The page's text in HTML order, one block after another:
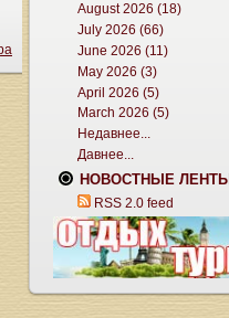
August 2026 (18)
July 2026 (66)
June 2026 (11)
May 2026 (3)
April 2026 (5)
March 2026 (5)
Недавнее...
Давнее...
НОВОСТНЫЕ ЛЕНТЫ
RSS 2.0 feed